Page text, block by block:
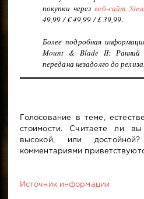
покупки черезвеб-сайт
49,99 / € 49,99 / £ 39,99.
Более подробная
Mount & Blade II: Ранний
передана незадолго до релиза.
Голосование в теме,
стоимости. Считаете ли
высокой, или
комментариями
Источник информации